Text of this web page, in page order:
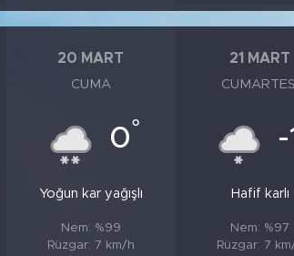
20 MART
CUMA
0°
Yoğun kar yağışlı
Nem: %99
Rüzgar: 7 km/h
21 MART
CUMARTESI
-1
Hafif karlı
Nem: %97
Rüzgar: 7